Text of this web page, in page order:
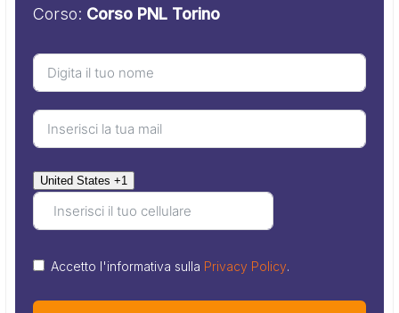
Corso: Corso PNL Torino
United States +1
Accetto l'informativa sulla Privacy Policy.